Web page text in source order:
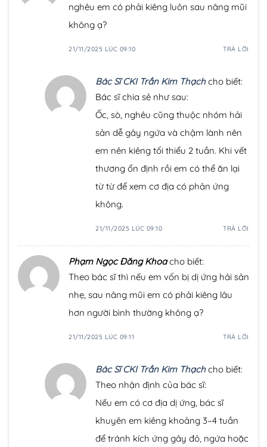
nghêu em có phải kiêng luôn sau nâng mũi
không ạ?
21/11/2025 LÚC 09:10 TRẢ LỜI
Bác Sĩ CKI Trần Kim Thạch cho biết:
Bác sĩ chia sẻ như sau:
Ốc, sò, nghêu cũng thuộc nhóm hải
sản dễ gây ngứa và chậm lành nên
em nên kiêng tối thiểu 2 tuần. Khi vết
thương ổn định rồi em có thể ăn lại
từ từ để xem cơ địa có phản ứng
không.
21/11/2025 LÚC 09:10 TRẢ LỜI
Phạm Ngọc Đăng Khoa cho biết:
Theo bác sĩ thì nếu em vốn bị dị ứng hải sản
nhẹ, sau nâng mũi em có phải kiêng lâu
hơn người bình thường không ạ?
21/11/2025 LÚC 09:11 TRẢ LỜI
Bác Sĩ CKI Trần Kim Thạch cho biết:
Theo nhận định của bác sĩ:
Nếu em có cơ địa dị ứng, bác sĩ
khuyên em kiêng khoảng 3–4 tuần
để tránh kích ứng gây đỏ, ngứa hoặc